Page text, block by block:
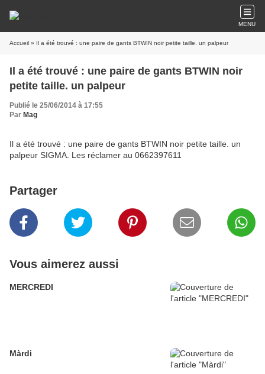
MENU
Accueil » Il a été trouvé : une paire de gants BTWIN noir petite taille. un palpeur
Il a été trouvé : une paire de gants BTWIN noir
petite taille. un palpeur
Publié le 25/06/2014 à 17:55
Par Mag
Il a été trouvé : une paire de gants BTWIN noir petite taille. un
palpeur SIGMA. Les réclamer au 0662397611
Partager
Vous aimerez aussi
MERCREDI
Màrdi